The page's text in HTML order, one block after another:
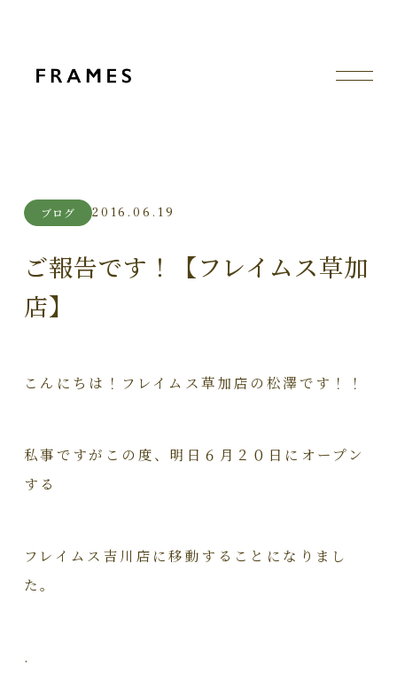
ブログ 2016.06.19
ご報告です！【フレイムス草加
店】
こんにちは！フレイムス草加店の松澤です！！
私事ですがこの度、明日６月２０日にオープン
する
フレイムス吉川店に移動することになりまし
た。
.